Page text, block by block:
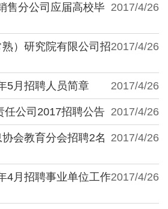
2017/4/26
售分公司应届高校毕
2017/4/26
）研究院有限公司招
2017/4/26
5月招聘人员简章
2017/4/26
任公司2017招聘公告
2017/4/26
会教育分会招聘2名
2017/4/26
4月招聘事业单位工作